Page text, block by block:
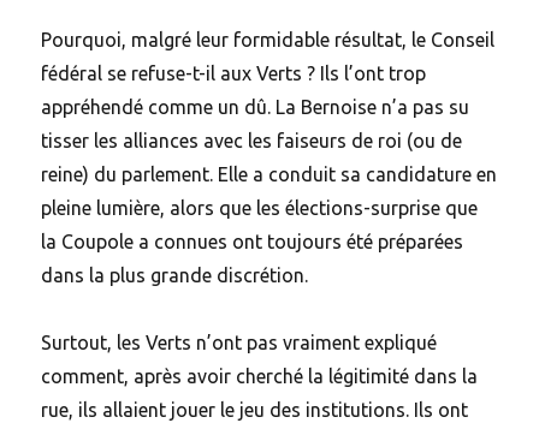
Pourquoi, malgré leur formidable résultat, le Conseil
fédéral se refuse-t-il aux Verts ? Ils l’ont trop
appréhendé comme un dû. La Bernoise n’a pas su
tisser les alliances avec les faiseurs de roi (ou de
reine) du parlement. Elle a conduit sa candidature en
pleine lumière, alors que les élections-surprise que
la Coupole a connues ont toujours été préparées
dans la plus grande discrétion.
Surtout, les Verts n’ont pas vraiment expliqué
comment, après avoir cherché la légitimité dans la
rue, ils allaient jouer le jeu des institutions. Ils ont